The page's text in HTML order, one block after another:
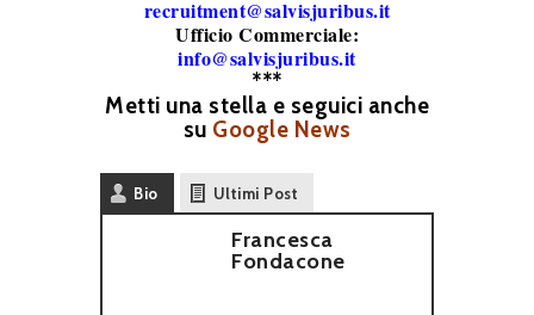
recruitment@salvisjuribus.it
Ufficio Commerciale:
info@salvisjuribus.it
***
Metti una stella e seguici anche
su Google News
Bio Ultimi Post
Francesca
Fondacone